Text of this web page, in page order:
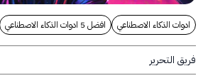
الذكاء الاصطناعي افضل 5 ادوات الذكاء الاصطناعي